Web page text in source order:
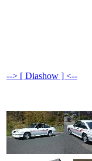
--> [ Diashow ] <--